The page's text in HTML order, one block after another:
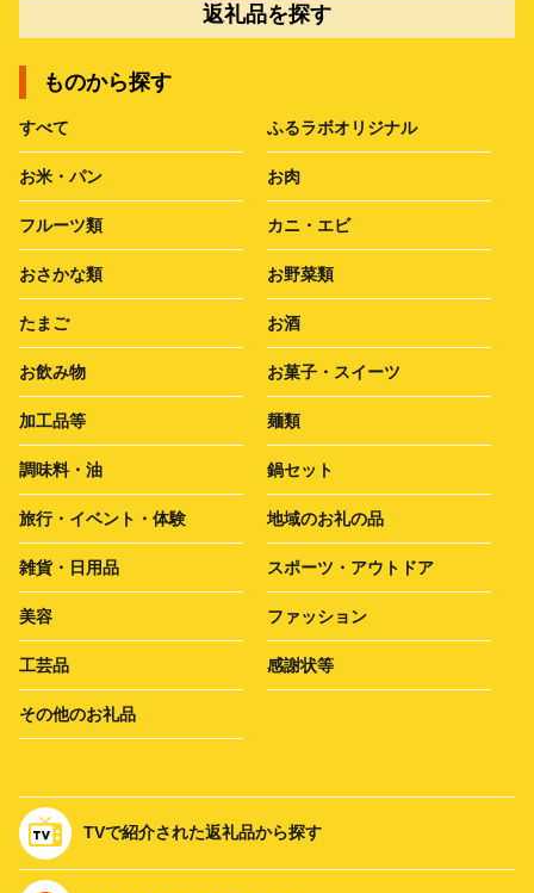
返礼品を探す
ものから探す
すべて ふるラボオリジナル
お米・パン お肉
フルーツ類 カニ・エビ
おさかな類 お野菜類
たまご お酒
お飲み物 お菓子・スイーツ
加工品等 麺類
調味料・油 鍋セット
旅行・イベント・体験 地域のお礼の品
雑貨・日用品 スポーツ・アウトドア
美容 ファッション
工芸品 感謝状等
その他のお礼品
TVで紹介された返礼品から探す